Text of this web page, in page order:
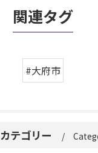
関連タグ
#大府市
カテゴリー